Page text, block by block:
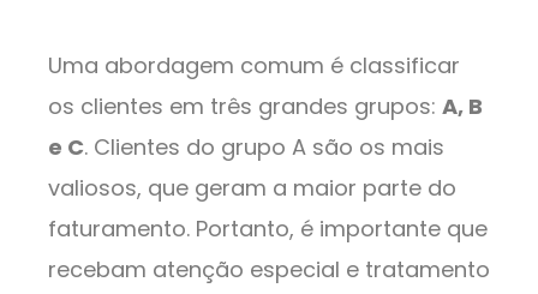
Uma abordagem comum é classificar
os clientes em três grandes grupos: A, B
e C. Clientes do grupo A são os mais
valiosos, que geram a maior parte do
faturamento. Portanto, é importante que
recebam atenção especial e tratamento